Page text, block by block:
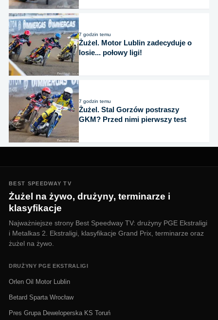
7 godzin temu
Żużel. Motor Lublin zadecyduje o
losie... połowy ligi!
7 godzin temu
Żużel. Stal Gorzów postraszy
GKM? Przed nimi pierwszy test
BEST SPEEDWAY TV
Żużel na żywo, drużyny, terminarze i
klasyfikacje
Najważniejsze strony Best Speedway TV: drużyny PGE Ekstraligi
i Metalkas 2. Ekstraligi, klasyfikacje Grand Prix, terminarze oraz
żużel na żywo.
DRUŻYNY PGE EKSTRALIGI
Orlen Oil Motor Lublin
Betard Sparta Wrocław
Pres Grupa Deweloperska KS Toruń